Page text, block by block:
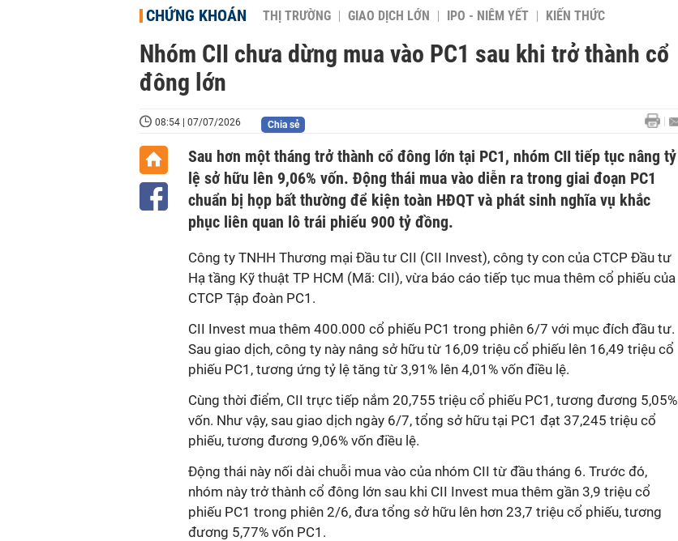
CHỨNG KHOÁN THỊ TRƯỜNG GIAO DỊCH LỚN IPO - NIÊM YẾT KIẾN THỨC
Nhóm CII chưa dừng mua vào PC1 sau khi trở thành cổ
đông lớn
08:54 | 07/07/2026 Chia sẻ
Sau hơn một tháng trở thành cổ đông lớn tại PC1, nhóm CII tiếp tục nâng tỷ
lệ sở hữu lên 9,06% vốn. Động thái mua vào diễn ra trong giai đoạn PC1
chuẩn bị họp bất thường để kiện toàn HĐQT và phát sinh nghĩa vụ khắc
phục liên quan lô trái phiếu 900 tỷ đồng.
Công ty TNHH Thương mại Đầu tư CII (CII Invest), công ty con của CTCP Đầu tư
Hạ tầng Kỹ thuật TP HCM (Mã: CII), vừa báo cáo tiếp tục mua thêm cổ phiếu của
CTCP Tập đoàn PC1.
CII Invest mua thêm 400.000 cổ phiếu PC1 trong phiên 6/7 với mục đích đầu tư.
Sau giao dịch, công ty này nâng sở hữu từ 16,09 triệu cổ phiếu lên 16,49 triệu cổ
phiếu PC1, tương ứng tỷ lệ tăng từ 3,91% lên 4,01% vốn điều lệ.
Cùng thời điểm, CII trực tiếp nắm 20,755 triệu cổ phiếu PC1, tương đương 5,05%
vốn. Như vậy, sau giao dịch ngày 6/7, tổng sở hữu tại PC1 đạt 37,245 triệu cổ
phiếu, tương đương 9,06% vốn điều lệ.
Động thái này nối dài chuỗi mua vào của nhóm CII từ đầu tháng 6. Trước đó,
nhóm này trở thành cổ đông lớn sau khi CII Invest mua thêm gần 3,9 triệu cổ
phiếu PC1 trong phiên 2/6, đưa tổng sở hữu lên hơn 23,7 triệu cổ phiếu, tương
đương 5,77% vốn PC1.